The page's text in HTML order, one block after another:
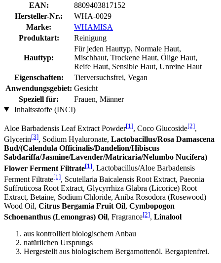
EAN:
8809403817152
Hersteller-Nr.:
WHA-0029
Marke:
WHAMISA
Produktart:
Reinigung
Hauttyp:
Für jeden Hauttyp, Normale Haut,
Mischhaut, Trockene Haut, Ölige Haut,
Reife Haut, Sensible Haut, Unreine Haut
Eigenschaften:
Tierversuchsfrei, Vegan
Anwendungsgebiet: Gesicht
Speziell für:
Frauen, Männer
Inhaltsstoffe (INCI)
Aloe Barbadensis Leaf Extract Powder[1], Coco Glucoside[2],
Glycerin[3], Sodium Hyaluronate, Lactobacillus/Rosa Damascena
Bud/(Calendula Officinalis/Dandelion/Hibiscus
Sabdariffa/Jasmine/Lavender/Matricaria/Nelumbo Nucifera)
Flower Ferment Filtrate[1], Lactobacillus/Aloe Barbadensis
Ferment Filtrate[1], Scutellaria Baicalensis Root Extract, Paeonia
Suffruticosa Root Extract, Glycyrrhiza Glabra (Licorice) Root
Extract, Betaine, Sodium Chloride, Aniba Rosodora (Rosewood)
Wood Oil, Citrus Bergamia Fruit Oil, Cymbopogon
Schoenanthus (Lemongras) Oil, Fragrance[2], Linalool
aus kontrolliert biologischem Anbau
natürlichen Ursprungs
Hergestellt aus biologischem Bergamottenöl. Bergaptenfrei.